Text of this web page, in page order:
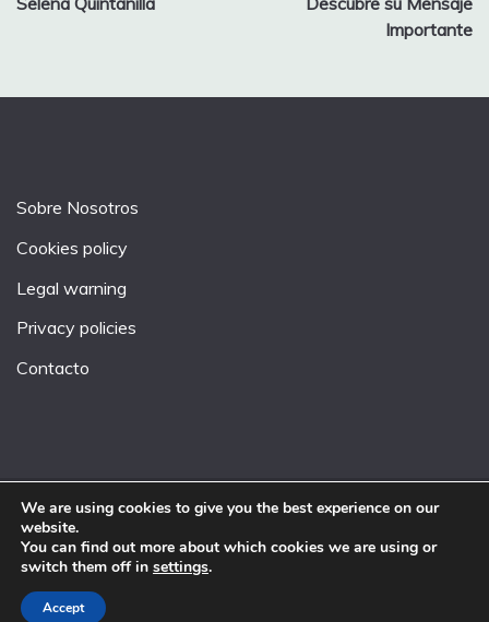
Importante
Sobre Nosotros
Cookies policy
Legal warning
Privacy policies
Contacto
Proudly powered by WordPress
Theme: Fairy by
We are using cookies to give you the best experience on our
website.
You can find out more about which cookies we are using or
switch them off in settings.
Accept